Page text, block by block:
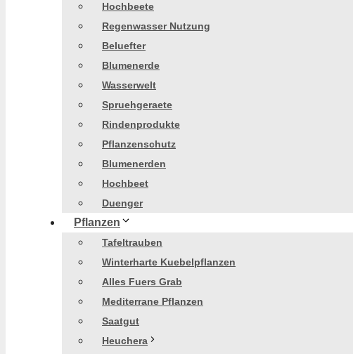
Hochbeete
Regenwasser Nutzung
Beluefter
Blumenerde
Wasserwelt
Spruehgeraete
Rindenprodukte
Pflanzenschutz
Blumenerden
Hochbeet
Duenger
Pflanzen
Tafeltrauben
Winterharte Kuebelpflanzen
Alles Fuers Grab
Mediterrane Pflanzen
Saatgut
Heuchera